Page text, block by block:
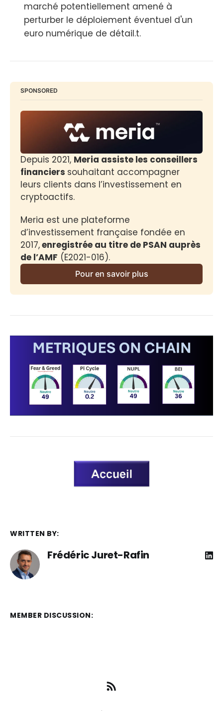
marché potentiellement amené à
perturber le déploiement éventuel d'un
euro numérique de détail.t.
SPONSORED
Depuis 2021, Meria assiste les conseillers
financiers souhaitant accompagner
leurs clients dans l’investissement en
cryptoactifs.
Meria est une plateforme
d’investissement française fondée en
2017, enregistrée au titre de PSAN auprès
de l’AMF (E2021-016).
Pour en savoir plus
WRITTEN BY:
Frédéric Juret-Rafin
MEMBER DISCUSSION: